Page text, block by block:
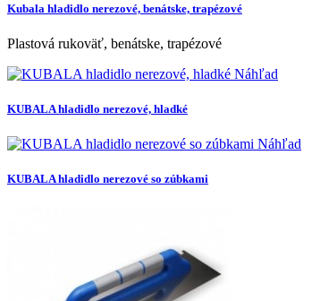
Kubala hladidlo nerezové, benátske, trapézové
Plastová rukoväť, benátske, trapézové
Náhľad
KUBALA hladidlo nerezové, hladké
Náhľad
KUBALA hladidlo nerezové so zúbkami